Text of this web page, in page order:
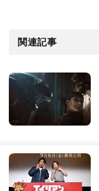
関連記事